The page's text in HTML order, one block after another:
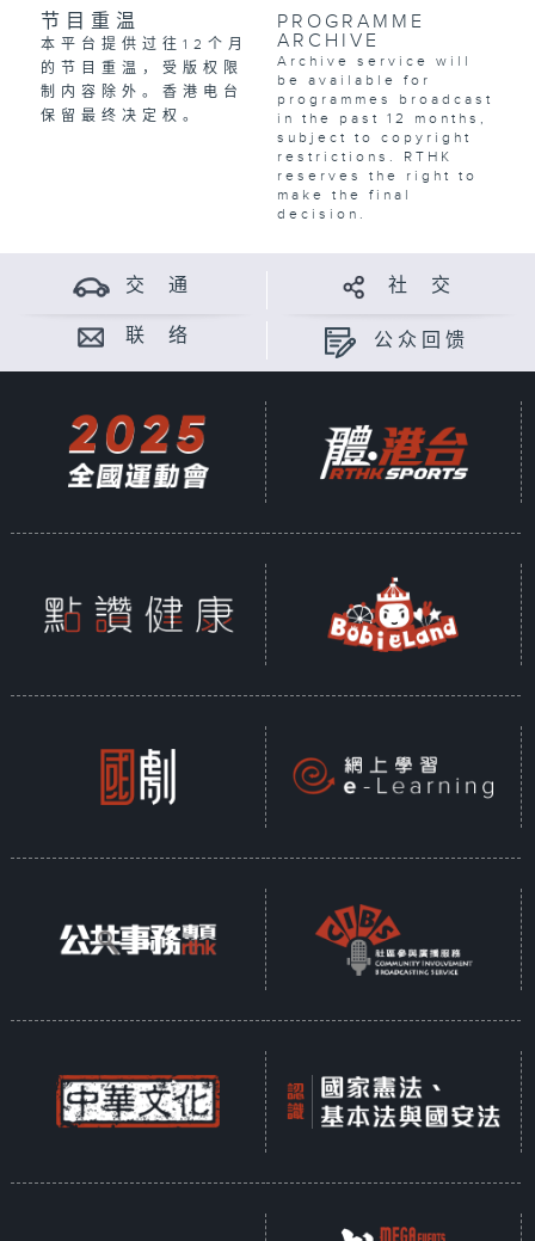
节目重温
本平台提供过往12个月
的节目重温，受版权限
制内容除外。香港电台
保留最终决定权。
PROGRAMME
ARCHIVE
Archive service will
be available for
programmes broadcast
in the past 12 months,
subject to copyright
restrictions. RTHK
reserves the right to
make the final
decision.
交 通 社 交
联 络 公众回馈